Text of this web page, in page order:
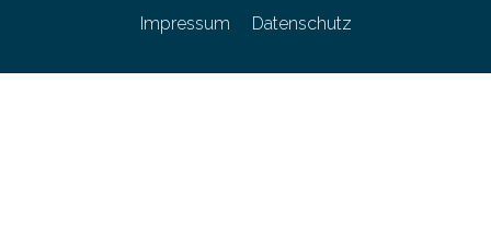
Impressum Datenschutz